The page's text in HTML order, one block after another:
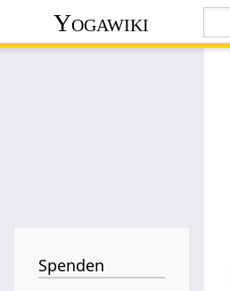
Yogawiki
Spenden